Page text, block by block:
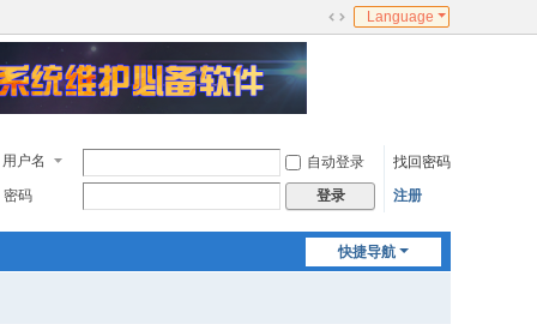
切
Language
用户名 自动登录
找回密码
密码
登录 注册
快捷导航